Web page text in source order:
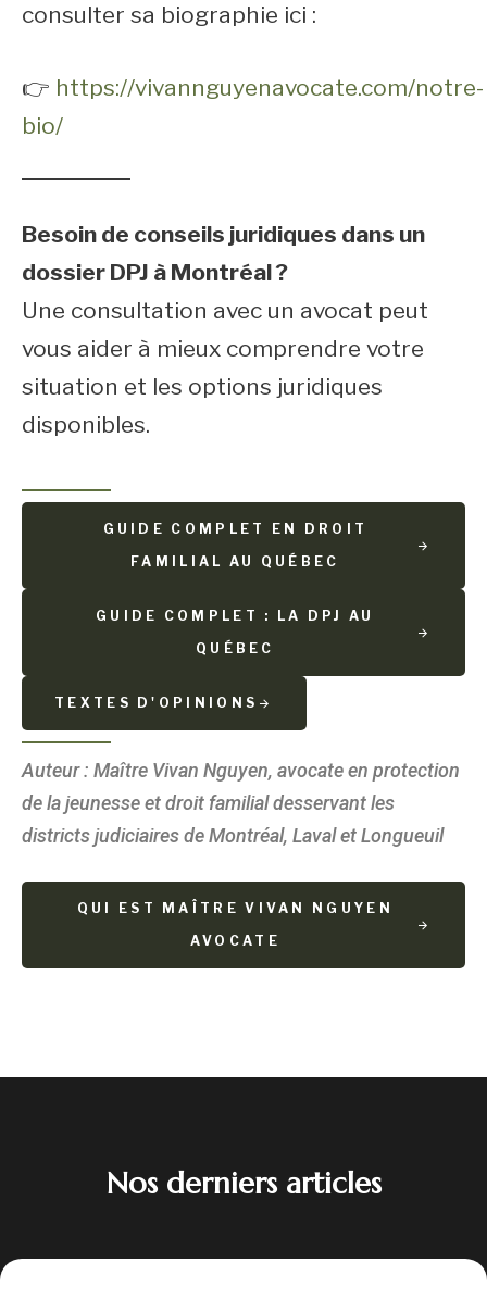
consulter sa biographie ici :
👉 https://vivannguyenavocate.com/notre-
bio/
Besoin de conseils juridiques dans un
dossier DPJ à Montréal ?
Une consultation avec un avocat peut
vous aider à mieux comprendre votre
situation et les options juridiques
disponibles.
GUIDE COMPLET EN DROIT
FAMILIAL AU QUÉBEC
GUIDE COMPLET : LA DPJ AU
QUÉBEC
TEXTES D'OPINIONS
Auteur : Maître Vivan Nguyen, avocate en protection
de la jeunesse et droit familial desservant les
districts judiciaires de Montréal, Laval et Longueuil
QUI EST MAÎTRE VIVAN NGUYEN
AVOCATE
Nos derniers articles